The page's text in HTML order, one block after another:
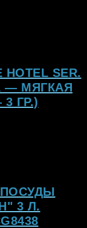
SER.
— МЯГКАЯ
ГР.)
3 Л.